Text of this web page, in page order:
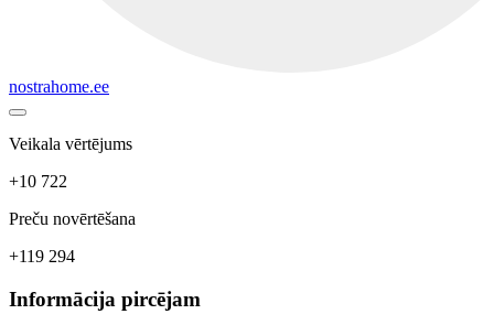
nostrahome.ee
Veikala vērtējums
+10 722
Preču novērtēšana
+119 294
Informācija pircējam